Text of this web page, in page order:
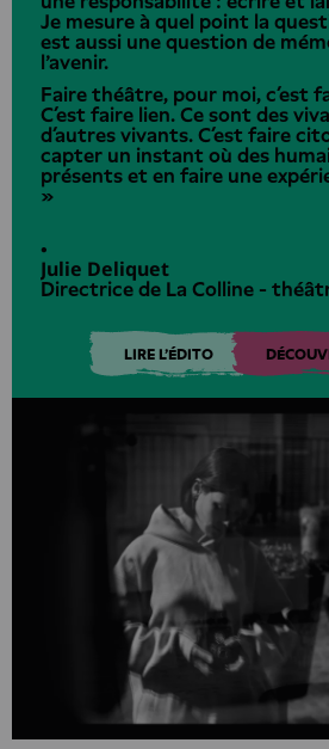
Je mesure à quel point la
est aussi une question de
l'avenir.
Faire théâtre, pour moi, c’est
C’est faire lien. Ce sont des
d’autres vivants. C’est faire
capter un instant où des
présents et en faire une
»
•
Julie Deliquet
Directrice de La Colline -
LIRE L'ÉDITO